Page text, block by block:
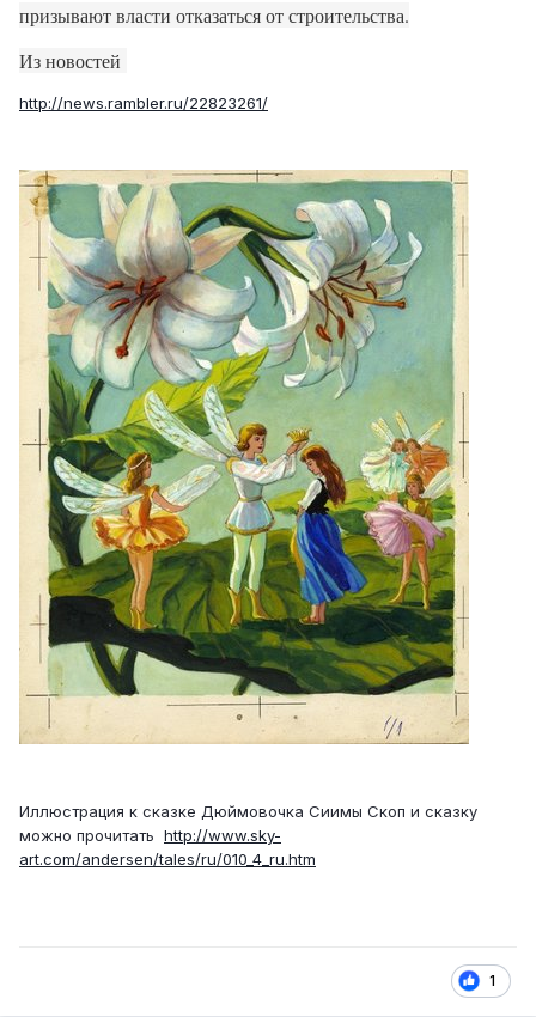
призывают власти отказаться от строительства.
Из новостей
http://news.rambler.ru/22823261/
Иллюстрация к сказке Дюймовочка Сиимы Скоп и сказку
можно прочитать http://www.sky-
art.com/andersen/tales/ru/010_4_ru.htm
1